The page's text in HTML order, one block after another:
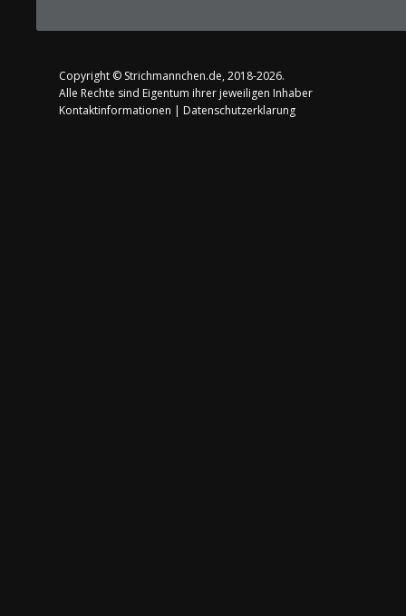
Copyright © Strichmannchen.de, 2018-2026.
Alle Rechte sind Eigentum ihrer jeweiligen Inhaber
Kontaktinformationen | Datenschutzerklarung